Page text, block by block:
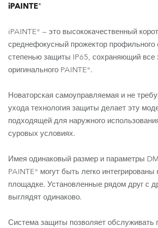
iPAINTE®
iPAINTE® — это высококачественный
среднефокусный прожектор профильного
степенью защиты IP65, сохраняющий все
оригинального PAINTE®.
Новаторская самоуправляемая и не
ухода технология защиты делает эту
подходящей для наружного
суровых условиях.
Имея одинаковый размер и параметры
PAINTE® могут быть легко
площадке. Установленные рядом друг с
выглядят одинаково.
Система защиты позволяет обслуживать